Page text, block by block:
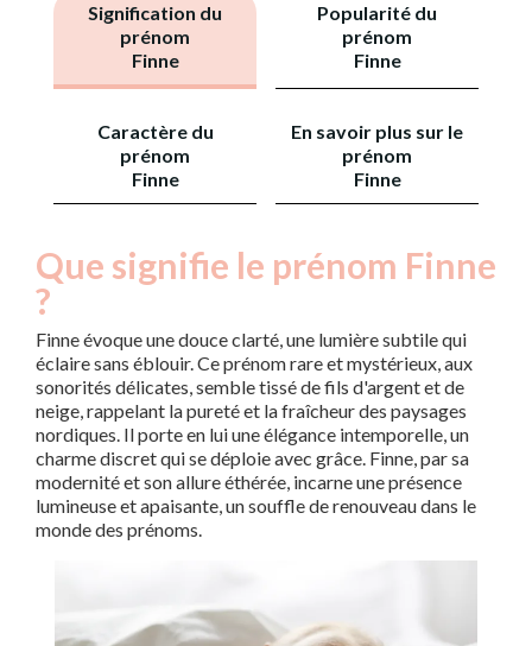
Signification du
prénom
Finne
Popularité du
prénom
Finne
Caractère du
prénom
Finne
En savoir plus sur le
prénom
Finne
Que signifie le prénom Finne
?
Finne évoque une douce clarté, une lumière subtile qui
éclaire sans éblouir. Ce prénom rare et mystérieux, aux
sonorités délicates, semble tissé de fils d'argent et de
neige, rappelant la pureté et la fraîcheur des paysages
nordiques. Il porte en lui une élégance intemporelle, un
charme discret qui se déploie avec grâce. Finne, par sa
modernité et son allure éthérée, incarne une présence
lumineuse et apaisante, un souffle de renouveau dans le
monde des prénoms.